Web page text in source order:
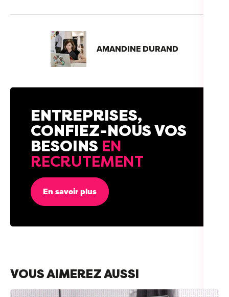
AMANDINE DURAND
ENTREPRISES,
CONFIEZ-NOUS VOS
BESOINS EN
RECRUTEMENT
En savoir plus
VOUS AIMEREZ AUSSI